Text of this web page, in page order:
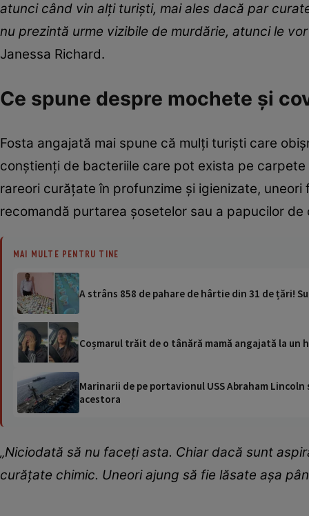
atunci când vin alți turiști, mai ales dacă par
nu prezintă urme vizibile de murdărie, atunci le
Janessa Richard.
Ce spune despre mochete și
Fosta angajată mai spune că mulți turiști care
conștienți de bacteriile care pot exista pe
rareori curățate în profunzime și igienizate,
recomandă purtarea șosetelor sau a papucilor de
MAI MULTE PENTRU TINE
A strâns 858 de pahare de hârtie din 31 de țări!
Coșmarul trăit de o tânără mamă angajată la
Marinarii de pe portavionul USS Abraham
acestora
„Niciodată să nu faceți asta. Chiar dacă sunt
curățate chimic. Uneori ajung să fie lăsate așa